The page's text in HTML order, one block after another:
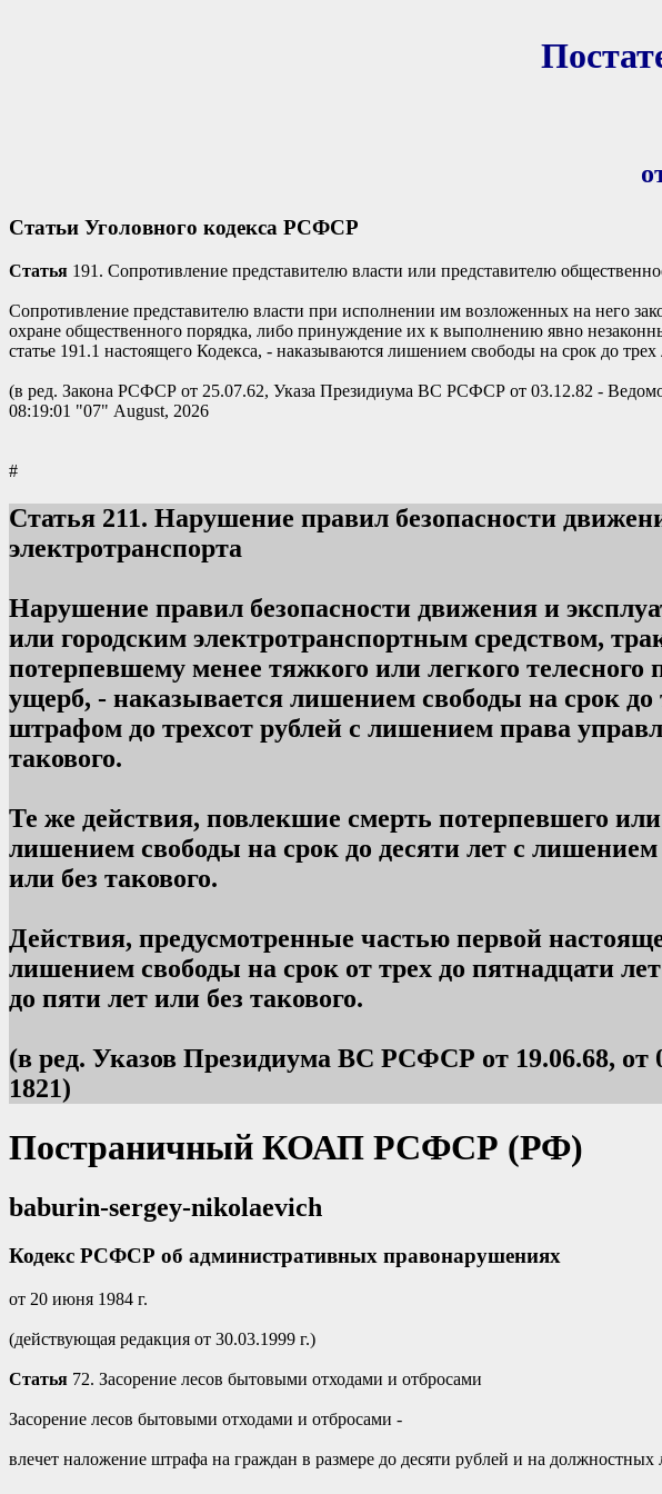
Статьи Уголовного кодекса РСФСР
Статья 191. Сопротивление представителю власти или представителю
Сопротивление представителю власти при исполнении им возложенных на него
охране общественного порядка, либо принуждение их к выполнению явно
статье 191.1 настоящего Кодекса, - наказываются лишением свободы на срок до
(в ред. Закона РСФСР от 25.07.62, Указа Президиума ВС РСФСР от 03.12.82 -
08:19:01 "07" August, 2026
#
Статья 211. Нарушение правил безопасности
электротранспорта
Нарушение правил безопасности движения и
или городским электротранспортным средством,
потерпевшему менее тяжкого или легкого
ущерб, - наказывается лишением свободы на срок
штрафом до трехсот рублей с лишением права
такового.
Те же действия, повлекшие смерть потерпевшего
лишением свободы на срок до десяти лет с
или без такового.
Действия, предусмотренные частью первой
лишением свободы на срок от трех до пятнадцати
до пяти лет или без такового.
(в ред. Указов Президиума ВС РСФСР от 19.06.68, от
1821)
Постраничный КОАП РСФСР (РФ)
baburin-sergey-nikolaevich
Кодекс РСФСР об административных правонарушениях
от 20 июня 1984 г.
(действующая редакция от 30.03.1999 г.)
Статья 72. Засорение лесов бытовыми отходами и отбросами
Засорение лесов бытовыми отходами и отбросами -
влечет наложение штрафа на граждан в размере до десяти рублей и на должностных